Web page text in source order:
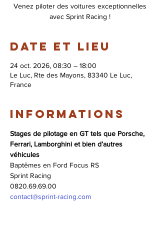
Venez piloter des voitures exceptionnelles
avec Sprint Racing !
Date et lieu
24 oct. 2026, 08:30 – 18:00
Le Luc, Rte des Mayons, 83340 Le Luc,
France
Informations
Stages de pilotage en GT tels que Porsche,
Ferrari, Lamborghini et bien d’autres
véhicules
Baptêmes en Ford Focus RS
Sprint Racing
0820.69.69.00
contact@sprint-racing.com